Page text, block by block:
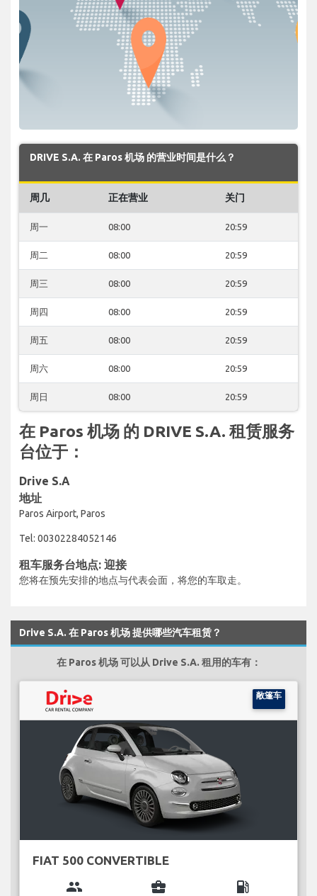
DRIVE S.A. 在 Paros 机场 的营业时间是什么？
周几 正在营业 关门
周一 08:00 20:59
周二 08:00 20:59
周三 08:00 20:59
周四 08:00 20:59
周五 08:00 20:59
周六 08:00 20:59
周日 08:00 20:59
在 Paros 机场 的 DRIVE S.A. 租赁服务
台位于：
Drive S.A
地址
Paros Airport, Paros
Tel: 00302284052146
租车服务台地点: 迎接
您将在预先安排的地点与代表会面，将您的车取走。
Drive S.A. 在 Paros 机场 提供哪些汽车租赁？
在 Paros 机场 可以从 Drive S.A. 租用的车有：
敞篷车
FIAT 500 CONVERTIBLE
group business_center local_gas_station